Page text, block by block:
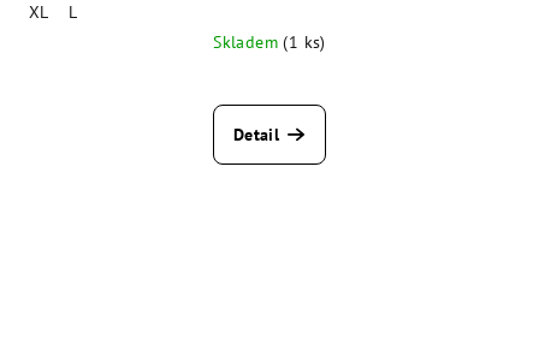
XL
L
Skladem(1 ks)
Detail